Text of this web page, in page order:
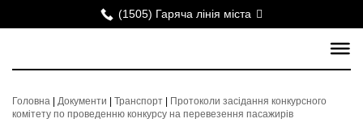
(1505) Гаряча лінія міста
Головна Документи Транспорт
Протоколи засідання конкурсного
комітету по проведенню конкурсу на перевезення пасажирів